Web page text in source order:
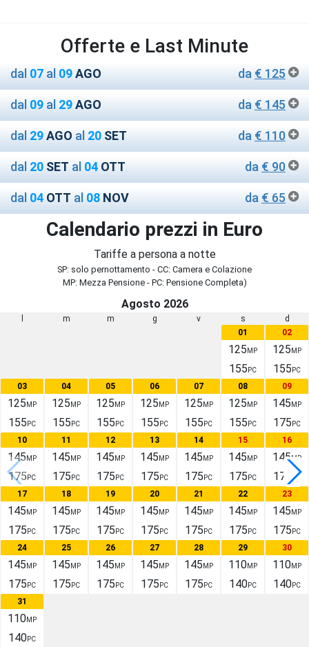
Offerte e Last Minute
dal 07 al 09AGO da € 125
dal 09 al 29AGO da € 145
dal 29AGO al 20 SET da € 110
dal 20 SET al 04 OTT da € 90
dal 04 OTT al 08 NOV da € 65
Calendario prezzi in Euro
Tariffe a persona a notte
SP: solo pernottamento - CC: Camera e Colazione
MP: Mezza Pensione - PC: Pensione Completa)
Agosto 2026
m m g v s
d
01
125 MP
155 PC
02
125 MP
155 PC
03
125 MP
155 PC
04
125 MP
155 PC
05
125 MP
155 PC
06
125 MP
155 PC
07
125 MP
155 PC
08
125 MP
155 PC
09
145 MP
175 PC
10
145 MP
175 PC
11
145 MP
175 PC
12
145 MP
175 PC
13
145 MP
175 PC
14
145 MP
175 PC
15
145 MP
175 PC
16
145MP
175PC
17
145 MP
175 PC
18
145 MP
175 PC
19
145 MP
175 PC
20
145 MP
175 PC
21
145 MP
175 PC
22
145 MP
175 PC
23
145 MP
175 PC
24
145 MP
175 PC
25
145 MP
175 PC
26
145 MP
175 PC
27
145 MP
175 PC
28
145 MP
175 PC
29
110MP
140PC
30
110MP
140PC
31
110MP
140PC